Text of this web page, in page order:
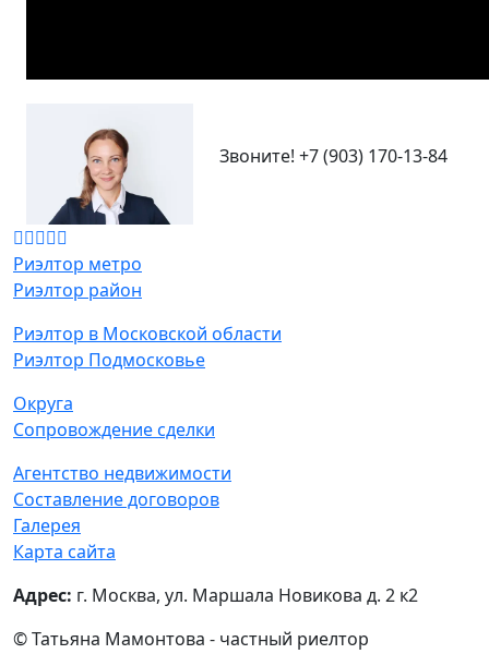
Звоните! +7 (903) 170-13-84
Риэлтор метро
Риэлтор район
Риэлтор в Московской области
Риэлтор Подмосковье
Округа
Сопровождение сделки
Агентство недвижимости
Составление договоров
Галерея
Карта сайта
Адрес: г. Москва, ул. Маршала Новикова д. 2 к2
© Татьяна Мамонтова - частный риелтор